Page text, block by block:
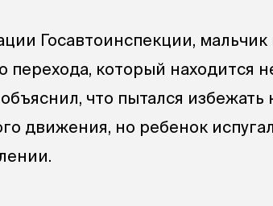
Госавтоинспекции, мальчик
перехода, который находится
что пытался избежать
движения, но ребенок